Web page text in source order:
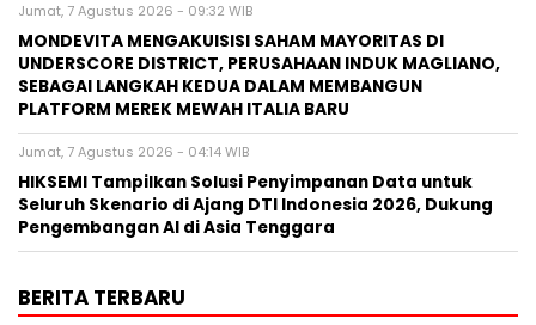
Jumat, 7 Agustus 2026 - 09:32 WIB
MONDEVITA MENGAKUISISI SAHAM MAYORITAS DI
UNDERSCORE DISTRICT, PERUSAHAAN INDUK MAGLIANO,
SEBAGAI LANGKAH KEDUA DALAM MEMBANGUN
PLATFORM MEREK MEWAH ITALIA BARU
Jumat, 7 Agustus 2026 - 04:14 WIB
HIKSEMI Tampilkan Solusi Penyimpanan Data untuk
Seluruh Skenario di Ajang DTI Indonesia 2026, Dukung
Pengembangan AI di Asia Tenggara
BERITA TERBARU